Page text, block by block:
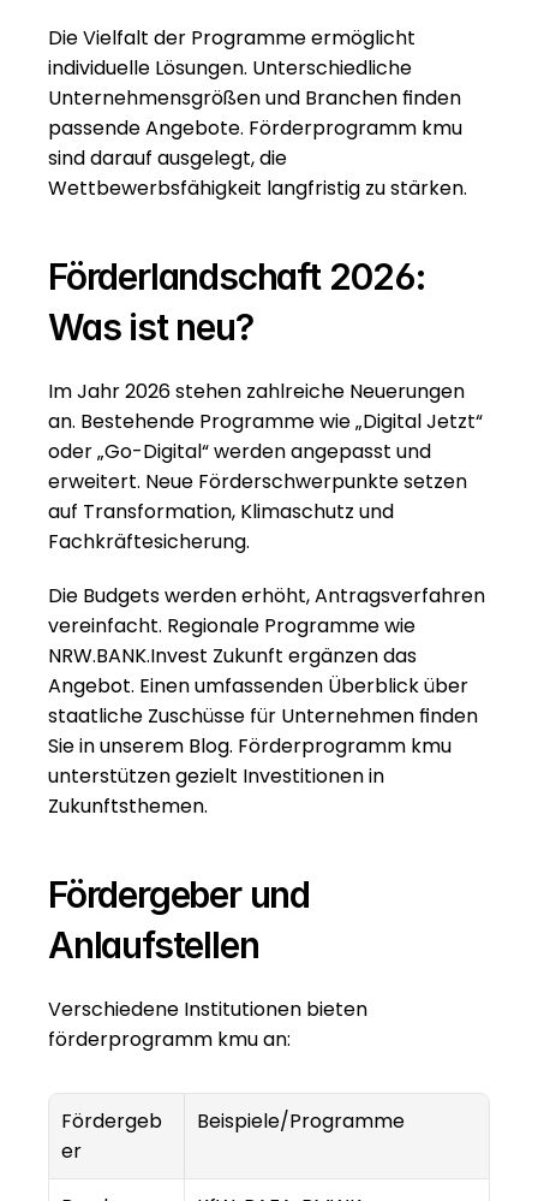
Die Vielfalt der Programme ermöglicht
individuelle Lösungen. Unterschiedliche
Unternehmensgrößen und Branchen finden
passende Angebote. Förderprogramm kmu
sind darauf ausgelegt, die
Wettbewerbsfähigkeit langfristig zu stärken.
Förderlandschaft 2026:
Was ist neu?
Im Jahr 2026 stehen zahlreiche Neuerungen
an. Bestehende Programme wie „Digital Jetzt“
oder „Go-Digital“ werden angepasst und
erweitert. Neue Förderschwerpunkte setzen
auf Transformation, Klimaschutz und
Fachkräftesicherung.
Die Budgets werden erhöht, Antragsverfahren
vereinfacht. Regionale Programme wie
NRW.BANK.Invest Zukunft ergänzen das
staatliche Zuschüsse für Unternehmen finden
Sie in unserem Blog. Förderprogramm kmu
unterstützen gezielt Investitionen in
Zukunftsthemen.
Fördergeber und
Anlaufstellen
Verschiedene Institutionen bieten
förderprogramm kmu an:
Fördergeb
er
Beispiele/Programme